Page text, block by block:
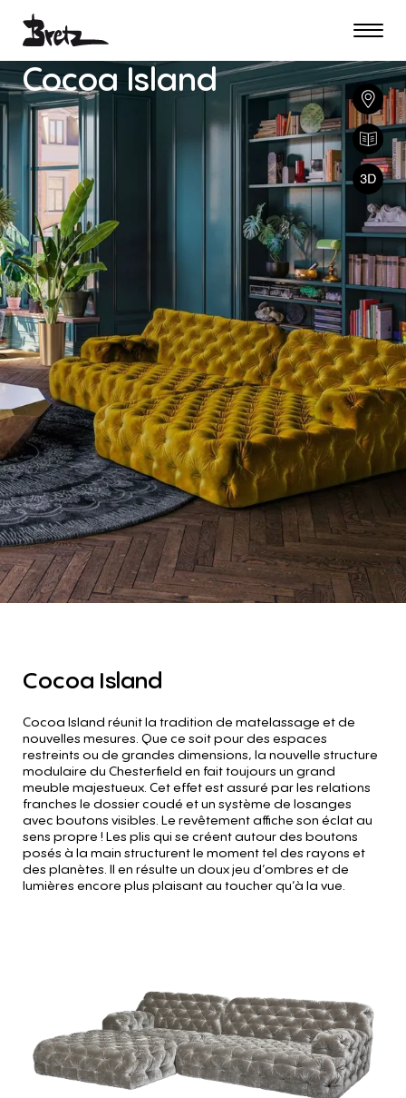
Cocoa Island
Cocoa Island
Cocoa Island réunit la tradition de matelassage et de
nouvelles mesures. Que ce soit pour des espaces
restreints ou de grandes dimensions, la nouvelle structure
modulaire du Chesterfield en fait toujours un grand
meuble majestueux. Cet effet est assuré par les relations
franches le dossier coudé et un système de losanges
avec boutons visibles. Le revêtement affiche son éclat au
sens propre ! Les plis qui se créent autour des boutons
posés à la main structurent le moment tel des rayons et
des planètes. Il en résulte un doux jeu d’ombres et de
lumières encore plus plaisant au toucher qu’à la vue.